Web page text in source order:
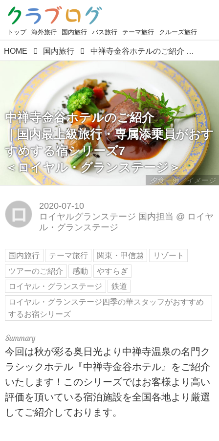
トップ 海外旅行 国内旅行 バス旅行 テーマ旅行 クルーズ旅行
HOME 国内旅行 中禅寺金谷ホテルのご紹介 ｜国内最上級旅行・専属添乗員がおすすめする宿シリーズ7 ＜ロイヤル・グランステージ＞
夕食一例／イメージ
中禅寺金谷ホテルのご紹介
｜国内最上級旅行・専属添乗員がおす
すめする宿シリーズ7
＜ロイヤル・グランステージ＞
ロ
2020-07-10
ロイヤルグランステージ 国内担当 @ ロイヤ
ル・グランステージ
国内旅行 テーマ旅行 関東・甲信越
リゾート
ツアーのご紹介
感動
やすらぎ
ロイヤル・グランステージ
鉄道
ロイヤル・グランステージ四季の華スタッフがおすすめ
するお宿シリーズ
今回は秋が彩る奥日光より中禅寺温泉の名門ク
ラシックホテル『中禅寺金谷ホテル』をご紹介
いたします！このシリーズではお客様より高い
評価を頂いている宿泊施設を全国各地より厳選
してご紹介しております。